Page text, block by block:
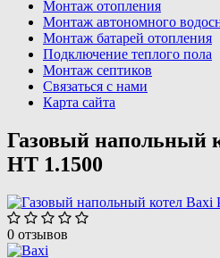
Монтаж отопления
Монтаж автономного
Монтаж батарей отопления
Подключение теплого пола
Монтаж септиков
Связаться с нами
Карта сайта
Газовый напольный
HT 1.1500
0 отзывов